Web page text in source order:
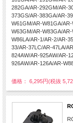
282GA/AR-292GM/AR-
373GS/AR-383GA/AR-
W61GM/AR-W81GA/
W63GM/AR-W83GA/
W86LA/AR-1/AR-2/AR-
33/AR-37LC/AR-47LA/
824AW/AR-925AW/AR-
926AW/AR-126A/AR-
価格： 6,295円(税抜